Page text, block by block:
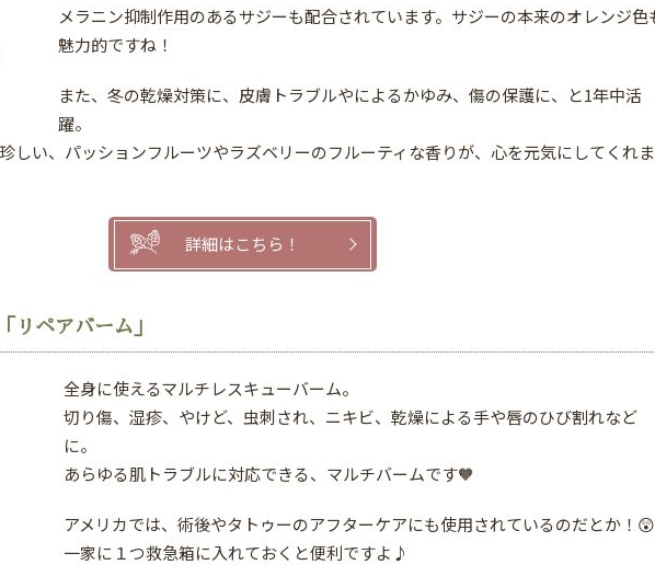
メラニン抑制作用のあるサジーも配合されています。サジーの本来のオレンジ色
魅力的ですね！
また、冬の乾燥対策に、皮膚トラブルやによるかゆみ、傷の保護に、と1年中活
躍。
しい、パッションフルーツやラズベリーのフルーティな香りが、心を元気にしてくれま
詳細はこちら！
リペアバーム」
全身に使えるマルチレスキューバーム。
切り傷、湿疹、やけど、虫刺され、ニキビ、乾燥による手や唇のひび割れなど
に。
あらゆる肌トラブルに対応できる、マルチバームです🧡
アメリカでは、術後やタトゥーのアフターケアにも使用されているのだとか！😲
一家に１つ救急箱に入れておくと便利ですよ♪